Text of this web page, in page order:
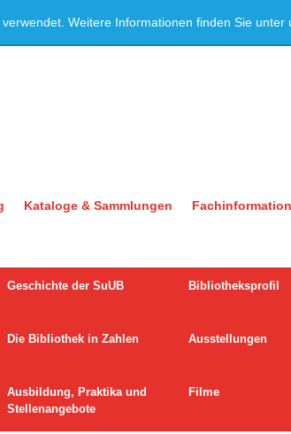
Weitere Informationen finden Sie unter
Kataloge & Sammlungen
Geschichte der SuUB
Bibliotheksprofil
Die Bibliothek in Zahlen
Ausstellungen
Ausbildung, Praktika und
Stellenangebote
Filme